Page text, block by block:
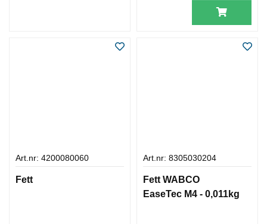
Art.nr: 4200080060
Fett
Art.nr: 8305030204
Fett WABCO
EaseTec M4 - 0,011kg